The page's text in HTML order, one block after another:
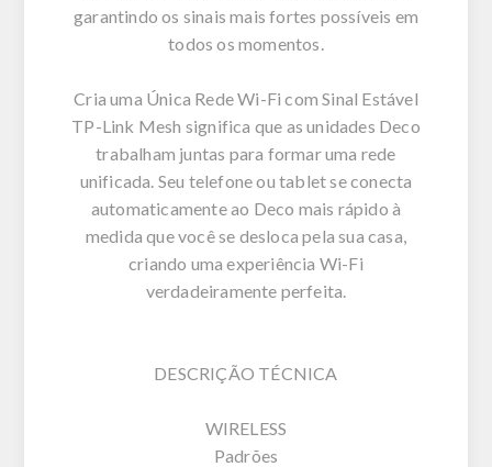
garantindo os sinais mais fortes possíveis em
todos os momentos.
Cria uma Única Rede Wi-Fi com Sinal Estável
TP-Link Mesh significa que as unidades Deco
trabalham juntas para formar uma rede
unificada. Seu telefone ou tablet se conecta
automaticamente ao Deco mais rápido à
medida que você se desloca pela sua casa,
criando uma experiência Wi-Fi
verdadeiramente perfeita.
DESCRIÇÃO TÉCNICA
WIRELESS
Padrões